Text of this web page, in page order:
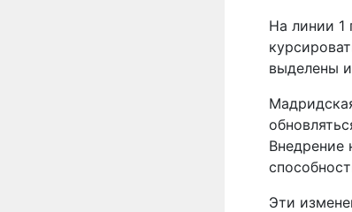
На линии 1
выделены
Внедрение
Эти